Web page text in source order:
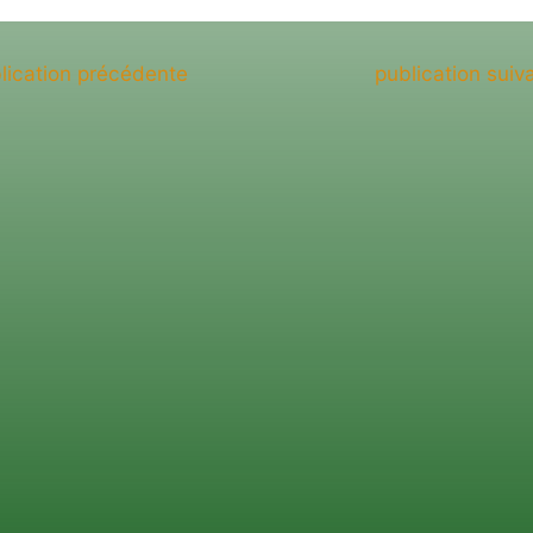
précédente publication